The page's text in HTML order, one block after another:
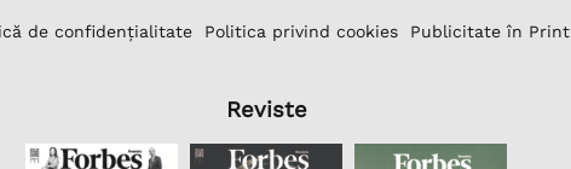
de confidențialitate Politica privind cookies Publicitate în Print
Reviste